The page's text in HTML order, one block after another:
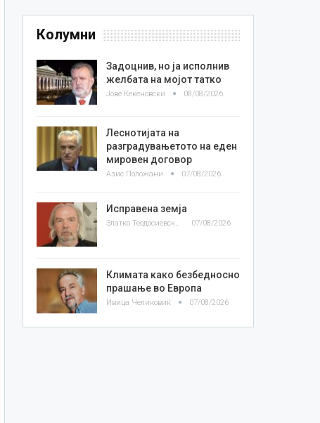
Колумни
Задоцнив, но ја исполнив
желбата на мојот татко
Јове Кекеновски 08/08/2026
Леснотијата на
разградувањетото на еден
мировен договор
Азис Положани 07/08/2026
Исправена земја
Златко Теодосиевски 07/08/2026
Климата како безбедносно
прашање во Европа
Ивица Челиковиќ 07/08/2026